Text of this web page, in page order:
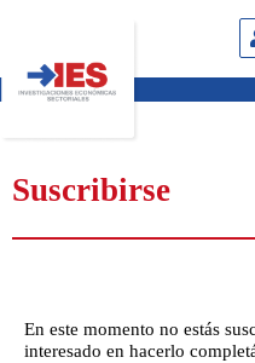
Suscribirse
En este momento no estás
interesado en hacerlo